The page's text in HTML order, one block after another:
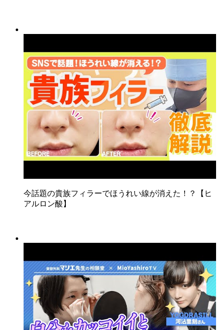
今話題の貴族フィラーでほうれい線が消えた！？【ヒ
アルロン酸】